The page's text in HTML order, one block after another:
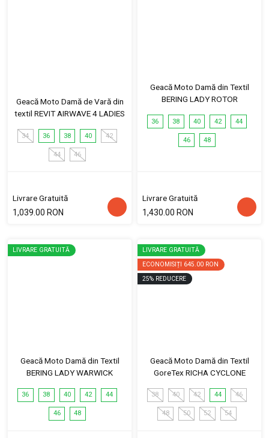
Geacă Moto Damă de Vară din
textil REVIT AIRWAVE 4 LADIES
34 36 38 40 42
44 46
Livrare Gratuită
1,039.00 RON
Geacă Moto Damă din Textil
BERING LADY ROTOR
36 38 40 42 44
46 48
Livrare Gratuită
1,430.00 RON
LIVRARE GRATUITĂ
Geacă Moto Damă din Textil
BERING LADY WARWICK
36 38 40 42 44
46 48
LIVRARE GRATUITĂ
ECONOMISIȚI 645.00 RON
25% REDUCERE
Geacă Moto Damă din Textil
GoreTex RICHA CYCLONE
38 40 42 44 46
48 50 52 54